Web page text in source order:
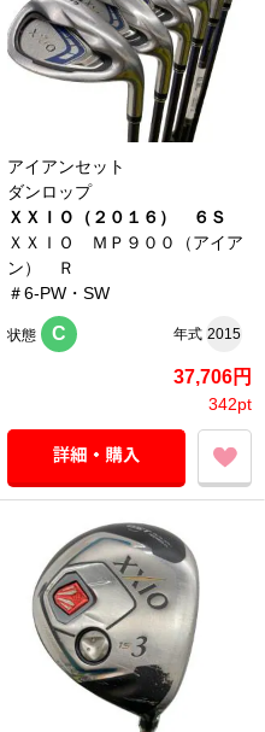
アイアンセット
ダンロップ
ＸＸＩＯ（２０１６） ６Ｓ
ＸＸＩＯ ＭＰ９００（アイア
ン） Ｒ
＃6-PW・SW
状態 C 年式 2015
37,706円
342pt